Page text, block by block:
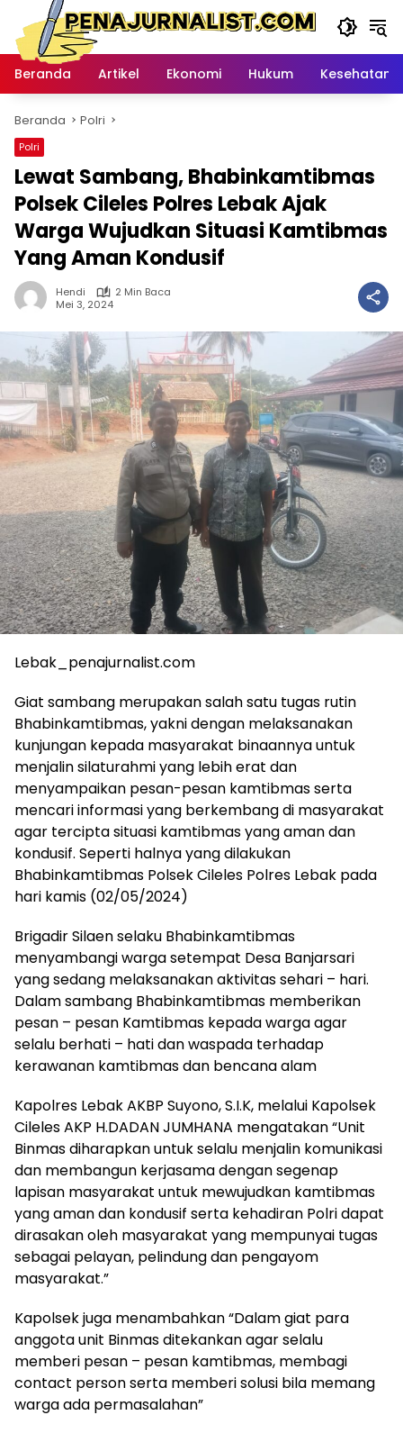
Langsung
konten
Beranda
Artikel Ekonomi Hukum Kesehatan
Beranda Polri
Polri
Lewat Sambang, Bhabinkamtibmas
Polsek Cileles Polres Lebak Ajak
Warga Wujudkan Situasi Kamtibmas
Yang Aman Kondusif
Hendi
2 Min Baca
Mei 3, 2024
Lebak_penajurnalist.com
Giat sambang merupakan salah satu tugas rutin
Bhabinkamtibmas, yakni dengan melaksanakan
kunjungan kepada masyarakat binaannya untuk
menjalin silaturahmi yang lebih erat dan
menyampaikan pesan-pesan kamtibmas serta
mencari informasi yang berkembang di masyarakat
agar tercipta situasi kamtibmas yang aman dan
kondusif. Seperti halnya yang dilakukan
Bhabinkamtibmas Polsek Cileles Polres Lebak pada
hari kamis (02/05/2024)
Brigadir Silaen selaku Bhabinkamtibmas
menyambangi warga setempat Desa Banjarsari
yang sedang melaksanakan aktivitas sehari – hari.
Dalam sambang Bhabinkamtibmas memberikan
pesan – pesan Kamtibmas kepada warga agar
selalu berhati – hati dan waspada terhadap
kerawanan kamtibmas dan bencana alam
Kapolres Lebak AKBP Suyono, S.I.K, melalui Kapolsek
Cileles AKP H.DADAN JUMHANA mengatakan “Unit
Binmas diharapkan untuk selalu menjalin komunikasi
dan membangun kerjasama dengan segenap
lapisan masyarakat untuk mewujudkan kamtibmas
yang aman dan kondusif serta kehadiran Polri dapat
dirasakan oleh masyarakat yang mempunyai tugas
sebagai pelayan, pelindung dan pengayom
masyarakat.”
Kapolsek juga menambahkan “Dalam giat para
anggota unit Binmas ditekankan agar selalu
memberi pesan – pesan kamtibmas, membagi
contact person serta memberi solusi bila memang
warga ada permasalahan”